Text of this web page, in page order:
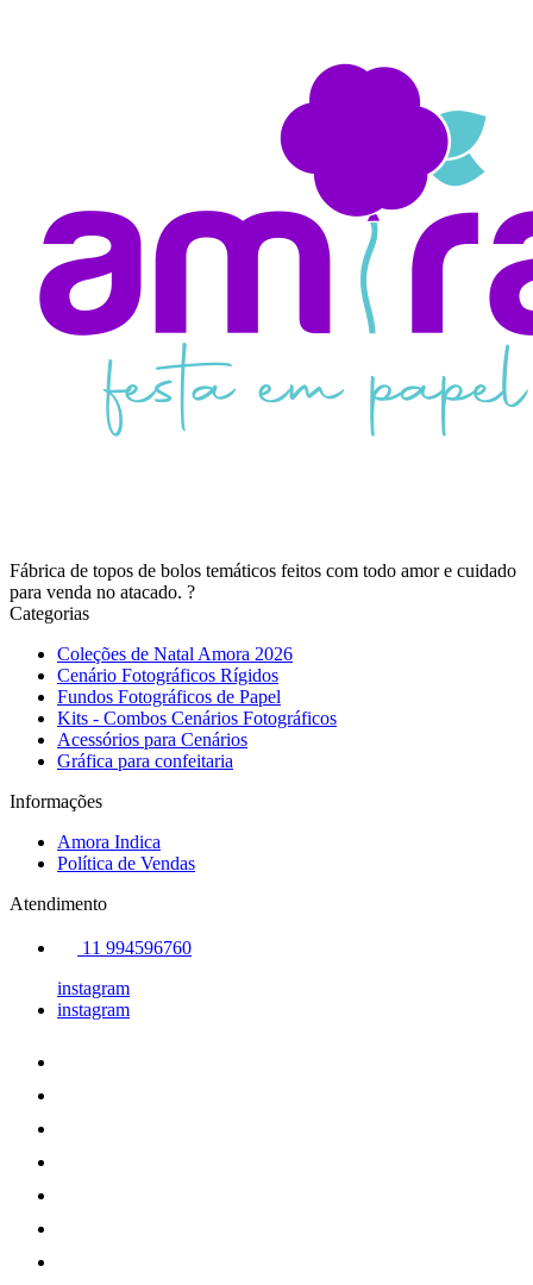
Fábrica de topos de bolos temáticos feitos com todo amor e cuidado
para venda no atacado. ?
Categorias
Coleções de Natal Amora 2026
Cenário Fotográficos Rígidos
Fundos Fotográficos de Papel
Kits - Combos Cenários Fotográficos
Acessórios para Cenários
Gráfica para confeitaria
Informações
Amora Indica
Política de Vendas
Atendimento
11 994596760
instagram
instagram